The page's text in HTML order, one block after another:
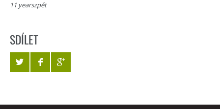
11 yearszpět
SDÍLET